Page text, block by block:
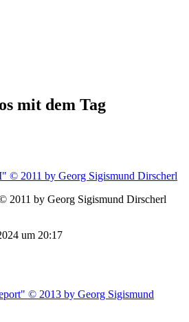
mit dem Tag
2011 by Georg Sigismund Dirscherl
um 20:17